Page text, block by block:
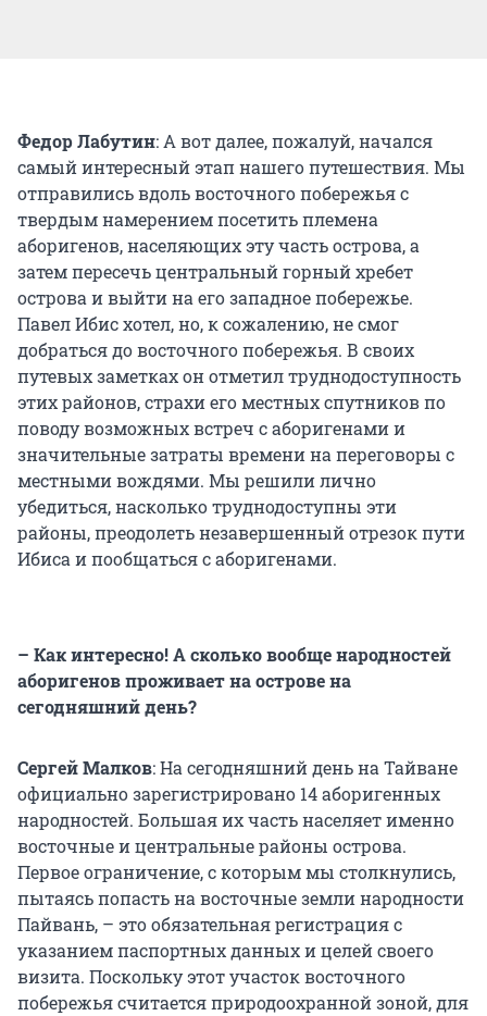
Федор Лабутин: А вот далее, пожалуй, начался
самый интересный этап нашего путешествия. Мы
отправились вдоль восточного побережья с
твердым намерением посетить племена
аборигенов, населяющих эту часть острова, а
затем пересечь центральный горный хребет
острова и выйти на его западное побережье.
Павел Ибис хотел, но, к сожалению, не смог
добраться до восточного побережья. В своих
путевых заметках он отметил труднодоступность
этих районов, страхи его местных спутников по
поводу возможных встреч с аборигенами и
значительные затраты времени на переговоры с
местными вождями. Мы решили лично
убедиться, насколько труднодоступны эти
районы, преодолеть незавершенный отрезок пути
Ибиса и пообщаться с аборигенами.
– Как интересно! А сколько вообще народностей
аборигенов проживает на острове на
сегодняшний день?
Сергей Малков: На сегодняшний день на Тайване
официально зарегистрировано 14 аборигенных
народностей. Большая их часть населяет именно
восточные и центральные районы острова.
Первое ограничение, с которым мы столкнулись,
пытаясь попасть на восточные земли народности
Пайвань, – это обязательная регистрация с
указанием паспортных данных и целей своего
визита. Поскольку этот участок восточного
побережья считается природоохранной зоной, для